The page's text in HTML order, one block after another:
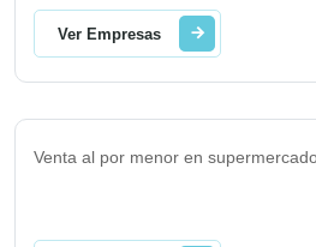
Ver Empresas
Venta al por menor en